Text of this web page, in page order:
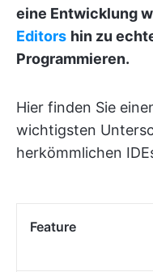
eine Entwicklung
Editors hin zu
Programmieren.
Hier finden Sie
wichtigsten
herkömmlichen
Feature